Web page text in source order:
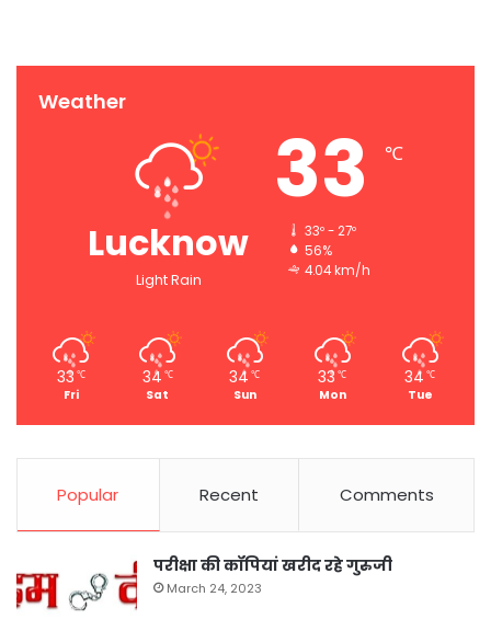
Weather
Lucknow
Light Rain
33 ℃
33º - 27º
56%
4.04 km/h
33 ℃
Fri
34 ℃
Sat
34 ℃
Sun
33 ℃
Mon
34 ℃
Tue
Popular Recent Comments
परीक्षा की कॉपियां खरीद रहे गुरुजी
March 24, 2023